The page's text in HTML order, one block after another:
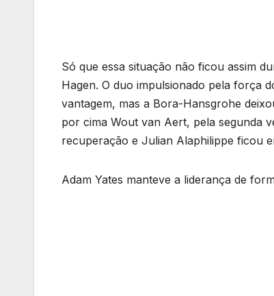
Só que essa situação não ficou assim
Hagen. O duo impulsionado pela força
vantagem, mas a Bora-Hansgrohe
por cima Wout van Aert, pela segunda
recuperação e Julian Alaphilippe ficou
Adam Yates manteve a liderança de